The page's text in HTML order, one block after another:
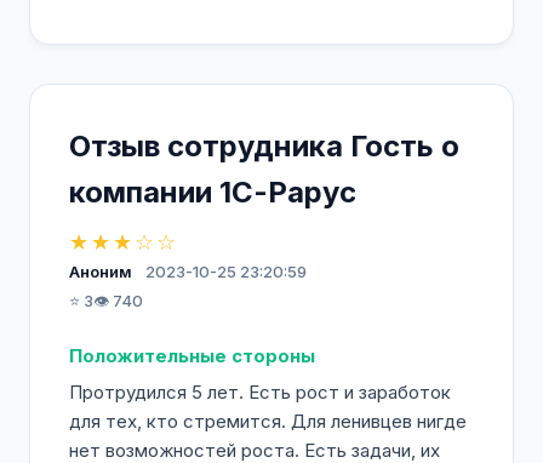
Отзыв сотрудника Гость о
компании 1С-Рарус
★★★☆☆
Аноним
2023-10-25 23:20:59
⭐ 3👁️ 740
Положительные стороны
Протрудился 5 лет. Есть рост и заработок
для тех, кто стремится. Для ленивцев нигде
нет возможностей роста. Есть задачи, их